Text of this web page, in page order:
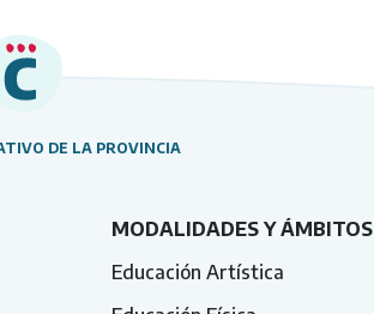
DE LA PROVINCIA
MODALIDADES Y ÁMBITOS
Educación Artística